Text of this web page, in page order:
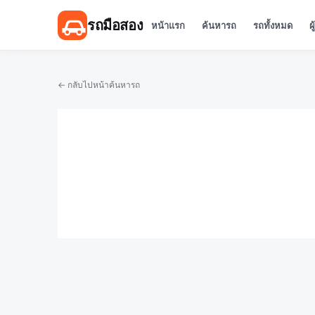
รถมือสอง หน้าแรก ค้นหารถ รถทั้งหมด
← กลับไปหน้าค้นหารถ